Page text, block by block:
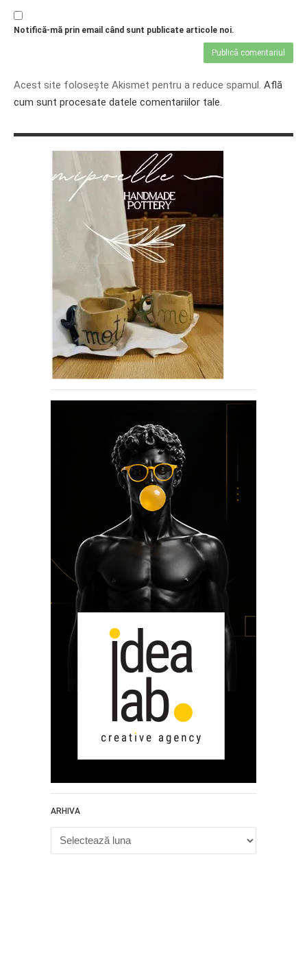
Notifică-mă prin email când sunt publicate articole noi.
Acest site folosește Akismet pentru a reduce spamul. Află
cum sunt procesate datele comentariilor tale
ARHIVA
Arhiva